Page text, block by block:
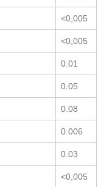
<0,005
<0,005
0.01
0.05
0.08
0.006
0.03
<0,005